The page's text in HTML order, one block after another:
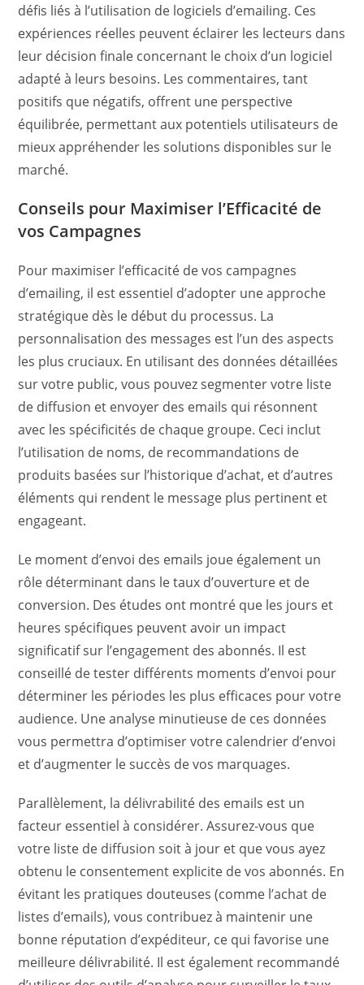
défis liés à l’utilisation de logiciels d’emailing. Ces
expériences réelles peuvent éclairer les lecteurs dans
leur décision finale concernant le choix d’un logiciel
adapté à leurs besoins. Les commentaires, tant
positifs que négatifs, offrent une perspective
équilibrée, permettant aux potentiels utilisateurs de
mieux appréhender les solutions disponibles sur le
marché.
Conseils pour Maximiser l’Efficacité de
vos Campagnes
Pour maximiser l’efficacité de vos campagnes
d’emailing, il est essentiel d’adopter une approche
stratégique dès le début du processus. La
personnalisation des messages est l’un des aspects
les plus cruciaux. En utilisant des données détaillées
sur votre public, vous pouvez segmenter votre liste
de diffusion et envoyer des emails qui résonnent
avec les spécificités de chaque groupe. Ceci inclut
l’utilisation de noms, de recommandations de
produits basées sur l’historique d’achat, et d’autres
éléments qui rendent le message plus pertinent et
engageant.
Le moment d’envoi des emails joue également un
rôle déterminant dans le taux d’ouverture et de
conversion. Des études ont montré que les jours et
heures spécifiques peuvent avoir un impact
significatif sur l’engagement des abonnés. Il est
conseillé de tester différents moments d’envoi pour
déterminer les périodes les plus efficaces pour votre
audience. Une analyse minutieuse de ces données
vous permettra d’optimiser votre calendrier d’envoi
et d’augmenter le succès de vos marquages.
Parallèlement, la délivrabilité des emails est un
facteur essentiel à considérer. Assurez-vous que
votre liste de diffusion soit à jour et que vous ayez
obtenu le consentement explicite de vos abonnés. En
évitant les pratiques douteuses (comme l’achat de
listes d’emails), vous contribuez à maintenir une
bonne réputation d’expéditeur, ce qui favorise une
meilleure délivrabilité. Il est également recommandé